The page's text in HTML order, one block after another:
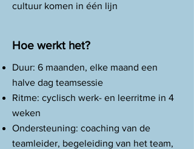
cultuur komen in één lijn
Hoe werkt het?
Duur: 6 maanden, elke maand een
halve dag teamsessie
Ritme: cyclisch werk- en leerritme in 4
weken
Ondersteuning: coaching van de
teamleider, begeleiding van het team,